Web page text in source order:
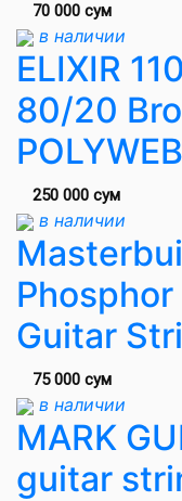
70 000 сум
в наличии
ELIXIR
80/20
POLYWEB
250 000 сум
в наличии
Guitar
75 000 сум
в наличии
MARK
guitar